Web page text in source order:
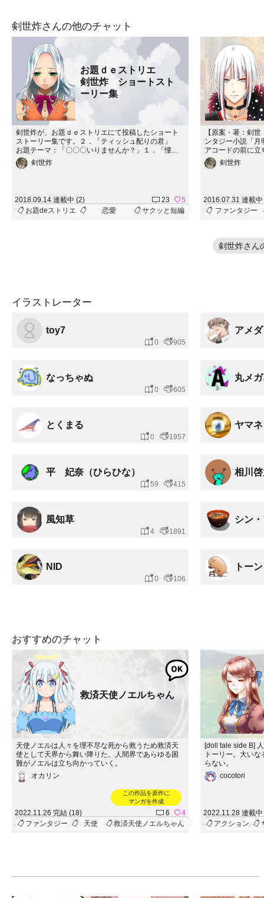
剣世炸さんの他のチャット
お題ｄｅストリエ
剣世炸 ショートスト
ーリー集
剣世炸が、お題ｄｅストリエにて投稿したショート
ストーリー集です。２．「ティッシュ配りの君」
お題テーマ：「〇〇〇いりませんか？」１．「憧れ
の大空」 お題テーマ：【あんよ】さん制作「夏
雲」
剣世炸
2018.09.14 連載中 (2) 23
5
お題deストリエ
恋愛 サクッと短編
【原案・著：
ンタジー小説「月
アコードの前に立
つわる短編ストー
剣世炸
2016.07.31 連載
ファンタジー
剣世炸さん
イラストレーター
toy7
0 905
アメダ
なっちゃぬ
0 605
丸メ
とくまる
0 1957
ヤマネ
平 妃奈（ひらひな）
59 415
相川
風知草
4 1891
シン
NID
0 106
トー
おすすめのチャット
救済天使ノエルちゃん
天使ノエルは人々を理不尽な死から救うため救済天
使として天界から舞い降りた。人間界であらゆる困
難がノエルは立ち向かっていく。
オカリン
この作品を原作に
マンガを作成
2022.11.26 完結 (18) 6
4
ファンタジー
天使 救済天使ノエルちゃん
[doll tale side B]
トーリー。大い
らない。
cocotori
2022.11.28 連載
アクション